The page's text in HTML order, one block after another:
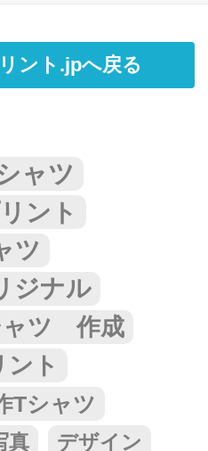
ント.jpへ戻る
ャツ
ント
ツ
ジナル
ャツ 作成
ト
Tシャツ
真
デザイン